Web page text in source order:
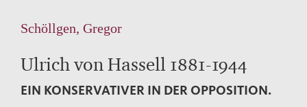
Schöllgen, Gregor
Ulrich von Hassell 1881-1944
EIN KONSERVATIVER IN DER OPPOSITION.